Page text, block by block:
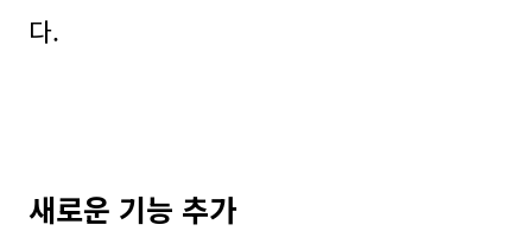
다.
새로운 기능 추가